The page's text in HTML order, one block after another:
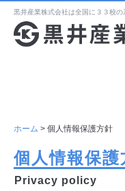
会社案内
アクセス
行動計画
黒井産業株式会社は全国に３３校の
ホーム 個人情報保護方針
個人情報保護
Privacy policy